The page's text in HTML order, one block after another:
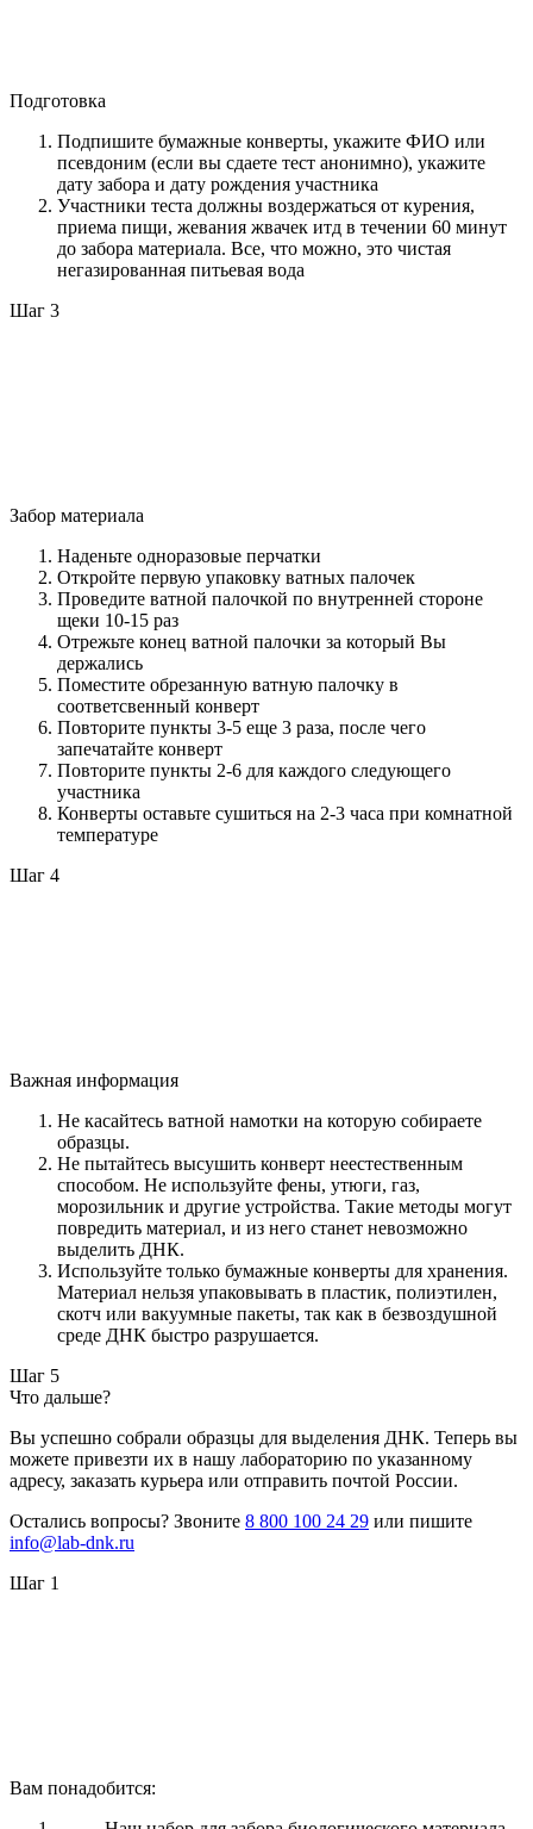
Подготовка
Подпишите бумажные конверты, укажите ФИО или
псевдоним (если вы сдаете тест анонимно), укажите
дату забора и дату рождения участника
Участники теста должны воздержаться от курения,
приема пищи, жевания жвачек итд в течении 60 минут
до забора материала. Все, что можно, это чистая
негазированная питьевая вода
Шаг 3
Забор материала
Наденьте одноразовые перчатки
Откройте первую упаковку ватных палочек
Проведите ватной палочкой по внутренней стороне
щеки 10-15 раз
Отрежьте конец ватной палочки за который Вы
держались
Поместите обрезанную ватную палочку в
соответсвенный конверт
Повторите пункты 3-5 еще 3 раза, после чего
запечатайте конверт
Повторите пункты 2-6 для каждого следующего
участника
Конверты оставьте сушиться на 2-3 часа при комнатной
температуре
Шаг 4
Важная информация
Не касайтесь ватной намотки на которую собираете
образцы.
Не пытайтесь высушить конверт неестественным
способом. Не используйте фены, утюги, газ,
морозильник и другие устройства. Такие методы могут
повредить материал, и из него станет невозможно
выделить ДНК.
Используйте только бумажные конверты для хранения.
Материал нельзя упаковывать в пластик, полиэтилен,
скотч или вакуумные пакеты, так как в безвоздушной
среде ДНК быстро разрушается.
Шаг 5
Что дальше?
Вы успешно собрали образцы для выделения ДНК. Теперь вы
можете привезти их в нашу лабораторию по указанному
адресу, заказать курьера или отправить почтой России.
Остались вопросы? Звоните 8 800 100 24 29 или пишите
info@lab-dnk.ru
Шаг 1
Вам понадобится: